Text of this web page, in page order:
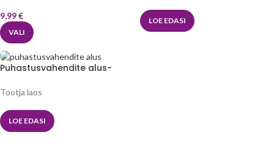
9,99€
VALI
LOE EDASI
Puhastusvahendite alus-
Tootja laos
LOE EDASI